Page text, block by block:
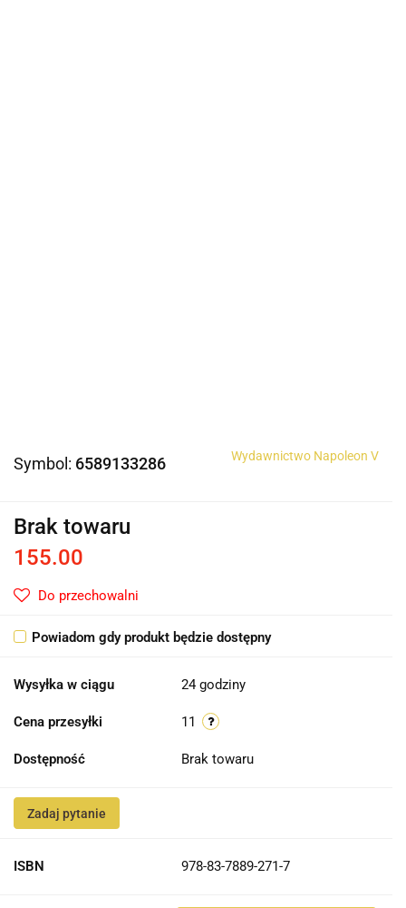
Symbol: 6589133286 Wydawnictwo Napoleon V
Brak towaru
155.00
Do przechowalni
Powiadom gdy produkt będzie dostępny
Wysyłka w ciągu 24 godziny
Cena przesyłki 11
Dostępność Brak towaru
Zadaj pytanie
ISBN 978-83-7889-271-7